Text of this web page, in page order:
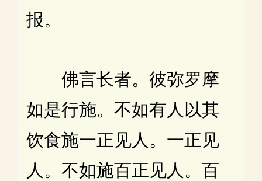
报。
佛言长者。彼弥罗摩
如是行施。不如有人以其
饮食施一正见人。一正见
人。不如施百正见人。百